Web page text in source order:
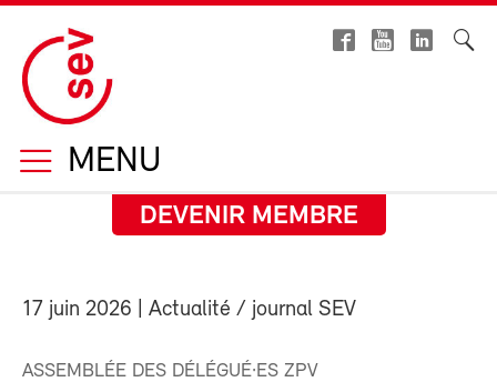
MENU
DEVENIR MEMBRE
17 juin 2026 | Actualité / journal SEV
ASSEMBLÉE DES DÉLÉGUÉ·ES ZPV